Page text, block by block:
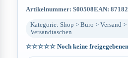
Artikelnummer: S00508EAN:
Kategorie: Shop > Büro > Versand
Versandtaschen
☆☆☆☆☆Noch keine